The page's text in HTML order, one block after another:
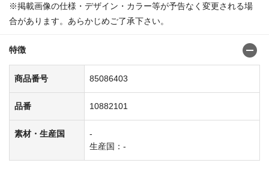
※掲載画像の仕様・デザイン・カラー等が予告なく変更される場
合があります。あらかじめご了承下さい。
特徴
商品番号 85086403
品番 10882101
素材・生産国
-
生産国：-